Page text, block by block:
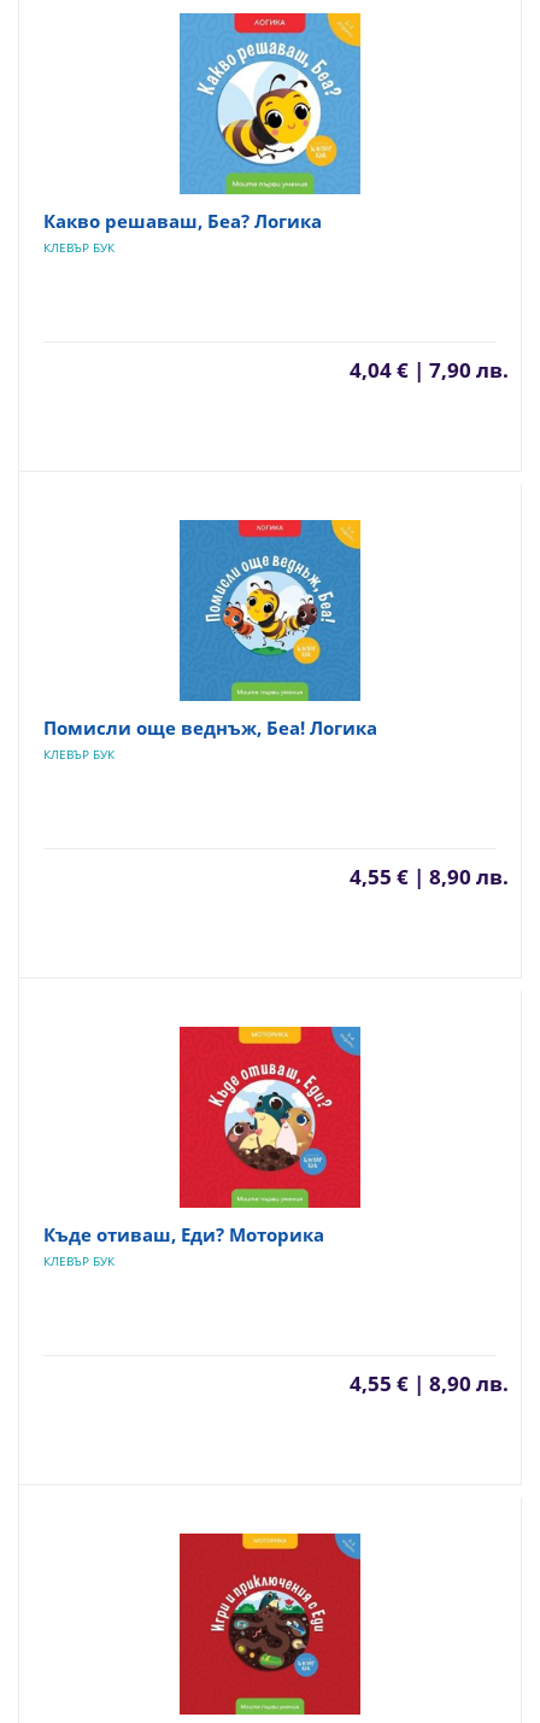
Какво решаваш, Беа? Логика
КЛЕВЪР БУК
4,04 € | 7,90 лв.
Помисли още веднъж, Беа! Логика
КЛЕВЪР БУК
4,55 € | 8,90 лв.
Къде отиваш, Еди? Моторика
КЛЕВЪР БУК
4,55 € | 8,90 лв.